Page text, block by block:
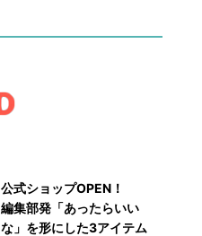
公式ショップOPEN！
編集部発「あったらいい
な」を形にした3アイテム